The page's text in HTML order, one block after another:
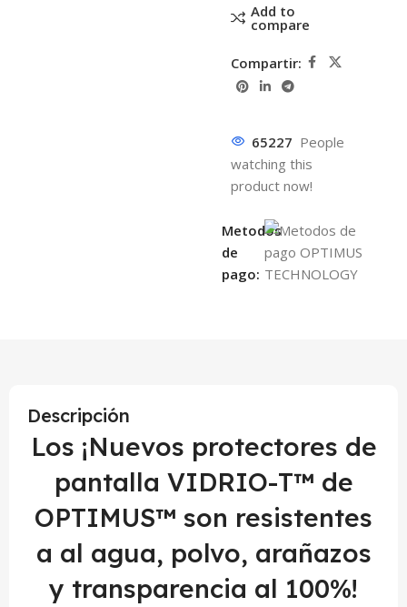
Add to
compare
Compartir:
65227 People
watching this
product now!
Metodos
de
pago:
Descripción
Los ¡Nuevos protectores de
pantalla VIDRIO-T™ de
OPTIMUS™ son resistentes
a al agua, polvo, arañazos
y transparencia al 100%!